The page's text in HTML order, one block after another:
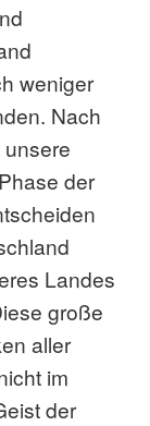
weniger
Nach
der
Landes
große
aller
im
der